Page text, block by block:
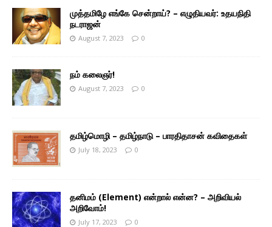
முத்தமிழே எங்கே சென்றாய்? – எழுதியவர்: உதயநிதி
நடராஜன்
August 7, 2023 0
நம் கலைஞர்!
August 7, 2023 0
தமிழ்மொழி – தமிழ்நாடு – பாரதிதாசன் கவிதைகள்
July 18, 2023 0
தனிமம் (Element) என்றால் என்ன? – அறிவியல்
அறிவோம்!
July 17, 2023 0